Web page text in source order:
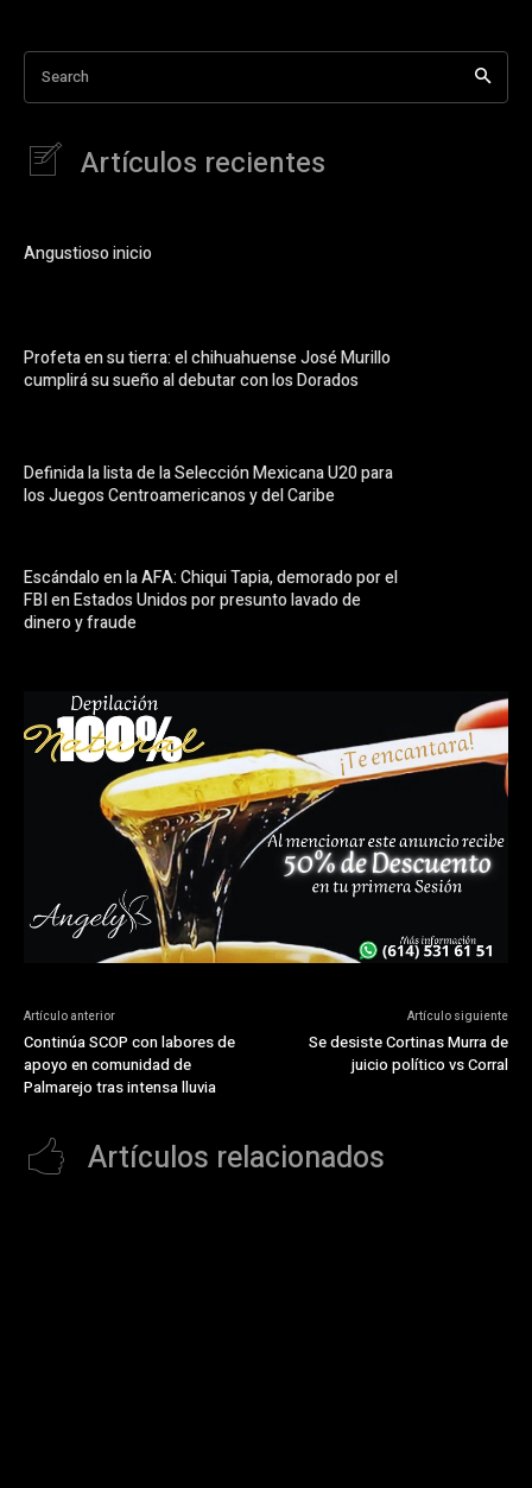
Search
Artículos recientes
Angustioso inicio
Profeta en su tierra: el chihuahuense José Murillo
cumplirá su sueño al debutar con los Dorados
Definida la lista de la Selección Mexicana U20 para
los Juegos Centroamericanos y del Caribe
Escándalo en la AFA: Chiqui Tapia, demorado por el
FBI en Estados Unidos por presunto lavado de
dinero y fraude
Artículo anterior
Continúa SCOP con labores de
apoyo en comunidad de
Palmarejo tras intensa lluvia
Artículo siguiente
Se desiste Cortinas Murra de
juicio político vs Corral
Artículos relacionados